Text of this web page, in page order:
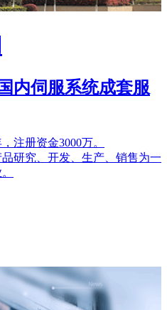
内伺服系统成套服
注册资金3000万。
研究、开发、生产、销售为一